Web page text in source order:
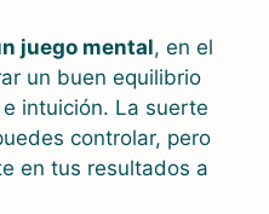
juego mental, en el
un buen equilibrio
intuición. La suerte
controlar, pero
en tus resultados a